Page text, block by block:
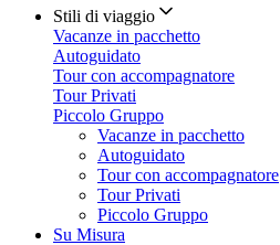
Stili di viaggio
Vacanze in pacchetto
Autoguidato
Tour con accompagnatore
Tour Privati
Piccolo Gruppo
Vacanze in pacchetto
Autoguidato
Tour con accompagnatore
Tour Privati
Piccolo Gruppo
Su Misura